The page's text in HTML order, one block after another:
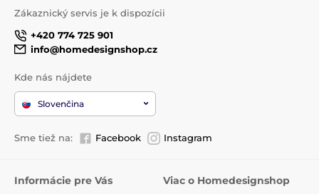
Zákaznický servis je k dispozícii
+420 774 725 901
info@homedesignshop.cz
Kde nás nájdete
Slovenčina
Sme tiež na: Facebook Instagram
Informácie pre Vás Viac o Homedesignshop